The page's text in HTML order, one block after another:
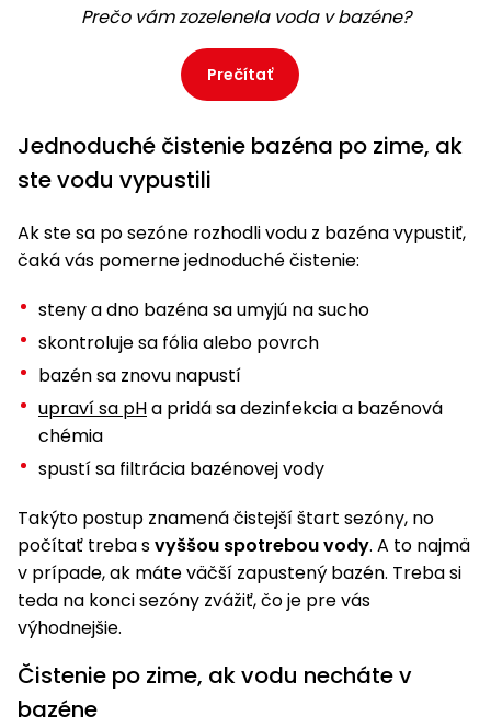
Snežné
na sneh
Postrekovače
Príslušenstvo
Prečo vám zozelenela voda v bazéne?
Prečítať
Jednoduché čistenie bazéna po zime, ak
ste vodu vypustili
Ak ste sa po sezóne rozhodli vodu z bazéna vypustiť,
čaká vás pomerne jednoduché čistenie:
steny a dno bazéna sa umyjú na sucho
skontroluje sa fólia alebo povrch
bazén sa znovu napustí
upraví sa pHa pridá sa dezinfekcia a bazénová
chémia
spustí sa filtrácia bazénovej vody
Takýto postup znamená čistejší štart sezóny, no
počítať treba svyššou spotrebou vody. A to najmä
v prípade, ak máte väčší zapustený bazén. Treba si
teda na konci sezóny zvážiť, čo je pre vás
výhodnejšie.
Čistenie po zime, ak vodu necháte v
bazéne